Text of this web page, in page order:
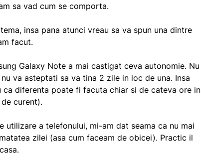
sa vad cum se comporta.
insa pana atunci vreau sa va spun una dintre
facut.
Galaxy Note a mai castigat ceva autonomie. Nu
va asteptati sa va tina 2 zile in loc de una. Insa
diferenta poate fi facuta chiar si de cateva ore in
curent).
utilizare a telefonului, mi-am dat seama ca nu mai
zilei (asa cum faceam de obicei). Practic il